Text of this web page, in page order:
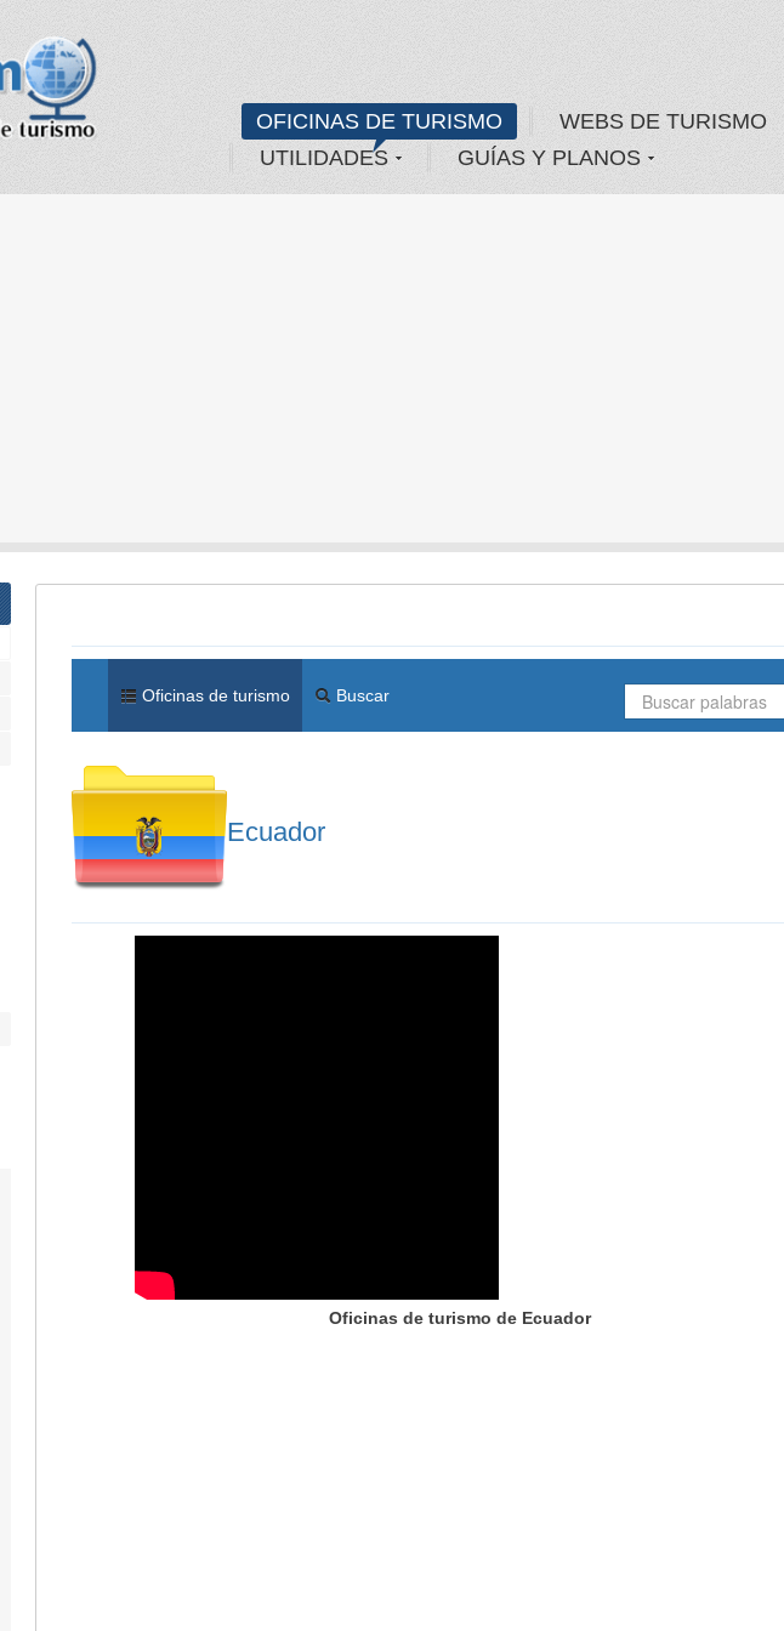
OFICINAS DE TURISMO WEBS DE TURISMO
UTILIDADES
GUÍAS Y PLANOS
Oficinas de turismo Buscar
Ecuador
Oficinas de turismo de Ecuador